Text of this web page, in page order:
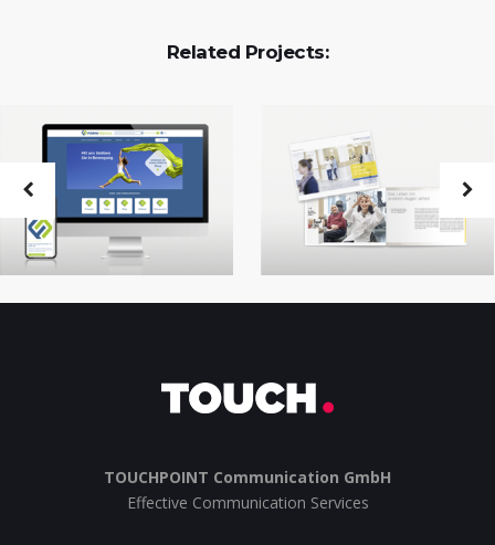
Related Projects:
TOUCHPOINT Communication GmbH
Effective Communication Services